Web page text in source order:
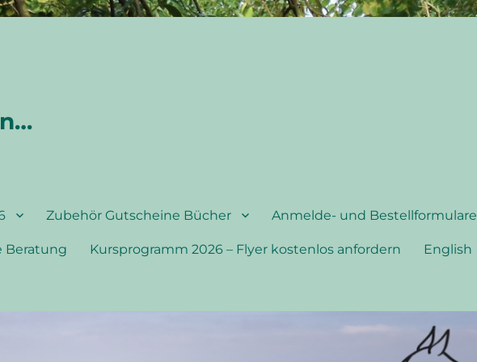
Zubehör Gutscheine Bücher Anmelde- und Bestellformulare
Beratung Kursprogramm 2026 – Flyer kostenlos anfordern English